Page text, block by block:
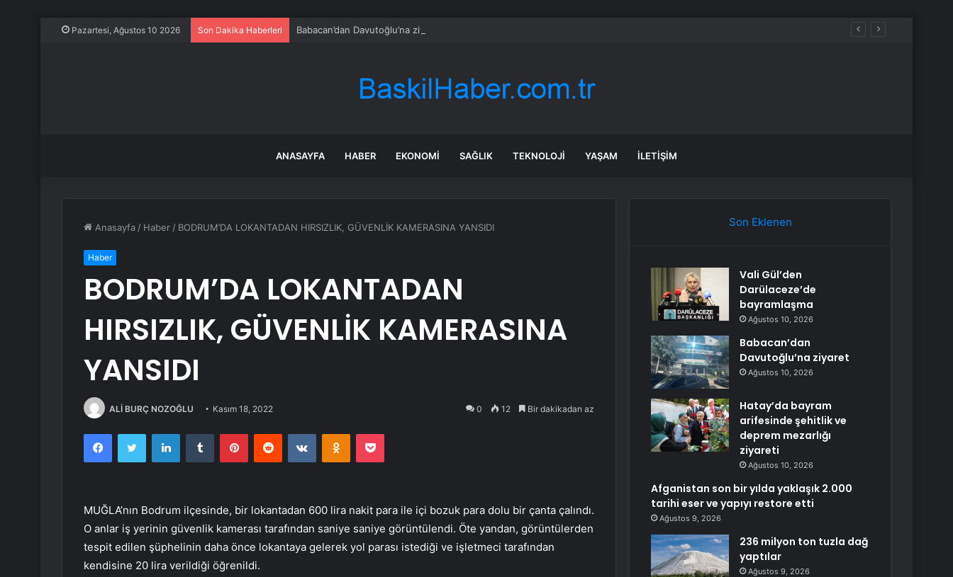
Pazartesi, Ağustos 10 2026 Son Dakika Haberleri Babacan’dan Davutoğlu’na ziyaret
ANASAYFA HABER EKONOMI SAĞLIK TEKNOLOJI YAŞAM İLETIŞIM
Anasayfa / Haber / BODRUM’DA LOKANTADAN HIRSIZLIK, GÜVENLİK KAMERASINA YANSIDI
Haber
BODRUM’DA LOKANTADAN
HIRSIZLIK, GÜVENLİK KAMERASINA
YANSIDI
ALİ BURÇ NOZOĞLU Kasım 18, 2022 0 12 Bir dakikadan az
FacebookTwitter LinkedInTumblr PinterestReddit VKontakteOdnoklassniki
Pocket
MUĞLA’nın Bodrum ilçesinde, bir lokantadan 600 lira nakit para ile içi bozuk para dolu bir çanta çalındı.
O anlar iş yerinin güvenlik kamerası tarafından saniye saniye görüntülendi. Öte yandan, görüntülerden
tespit edilen şüphelinin daha önce lokantaya gelerek yol parası istediği ve işletmeci tarafından
kendisine 20 lira verildiği öğrenildi.
Son Eklenen
Vali Gül’den
Darülaceze’de
bayramlaşma
Ağustos 10, 2026
Babacan’dan
Davutoğlu’na ziyaret
Ağustos 10, 2026
Hatay’da bayram
arifesinde şehitlik ve
deprem mezarlığı
ziyareti
Ağustos 10, 2026
Afganistan son bir yılda yaklaşık 2.000
tarihi eser ve yapıyı restore etti
Ağustos 9, 2026
236 milyon ton tuzla dağ
yaptılar
Ağustos 9, 2026